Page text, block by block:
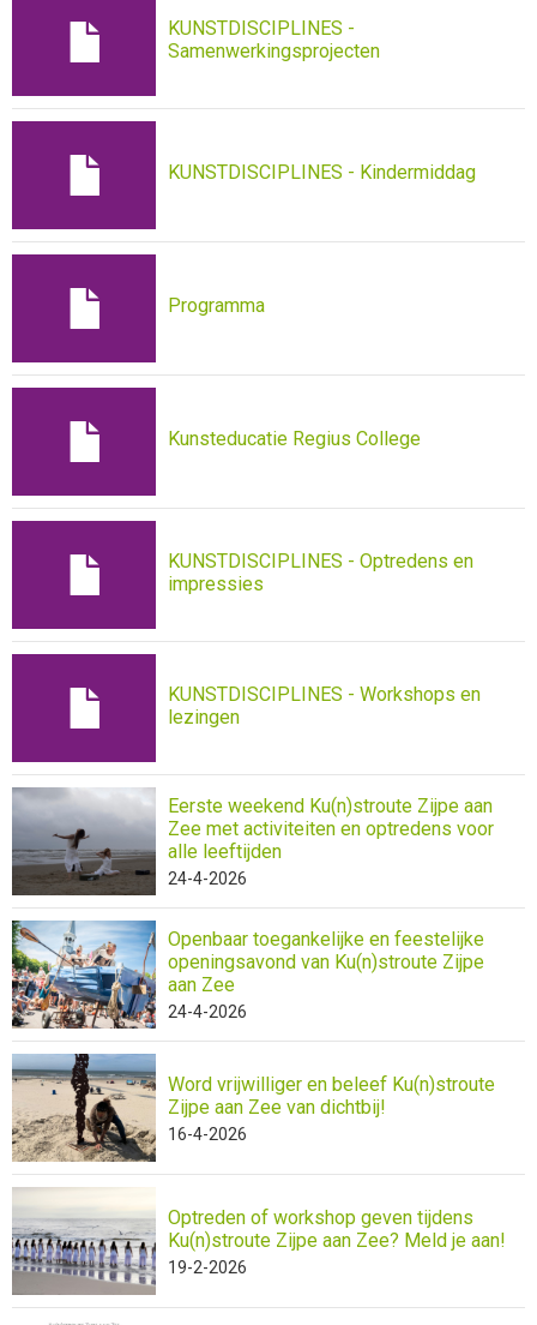
KUNSTDISCIPLINES -
Samenwerkingsprojecten
KUNSTDISCIPLINES - Kindermiddag
Programma
Kunsteducatie Regius College
KUNSTDISCIPLINES - Optredens en
impressies
KUNSTDISCIPLINES - Workshops en
lezingen
Eerste weekend Ku(n)stroute Zijpe aan
Zee met activiteiten en optredens voor
alle leeftijden
24-4-2026
Openbaar toegankelijke en feestelijke
openingsavond van Ku(n)stroute Zijpe
aan Zee
24-4-2026
Word vrijwilliger en beleef Ku(n)stroute
Zijpe aan Zee van dichtbij!
16-4-2026
Optreden of workshop geven tijdens
Ku(n)stroute Zijpe aan Zee? Meld je aan!
19-2-2026